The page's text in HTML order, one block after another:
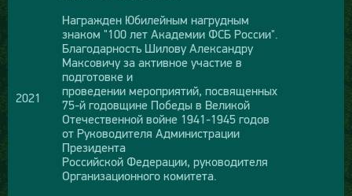
2021
Награжден Юбилейным нагрудным
знаком "100 лет Академии ФСБ России".
Благодарность Шилову Александру
Максовичу за активное участие в
подготовке и
проведении мероприятий, посвященных
75-й годовщине Победы в Великой
Отечественной войне 1941-1945 годов
от Руководителя Администрации
Президента
Российской Федерации, руководителя
Организационного комитета.